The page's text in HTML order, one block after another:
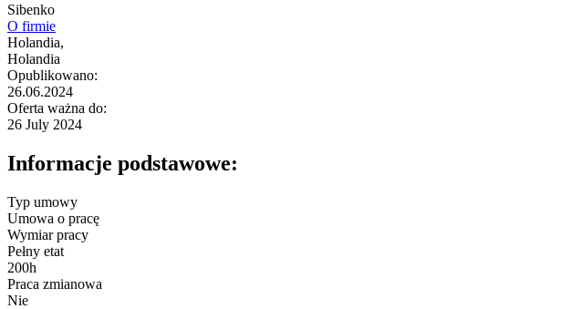
Sibenko
O firmie
Holandia,
Holandia
Opublikowano:
26.06.2024
Oferta ważna do:
26 July 2024
Informacje podstawowe:
Typ umowy
Umowa o pracę
Wymiar pracy
Pełny etat
200h
Praca zmianowa
Nie